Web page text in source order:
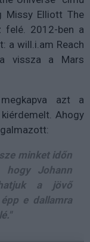
Missy Elliott The
felé. 2012-ben a
a will.i.am Reach
vissza a Mars
azt a
Ahogy
minket időn
hogy Johann
a jövő
e dallamra